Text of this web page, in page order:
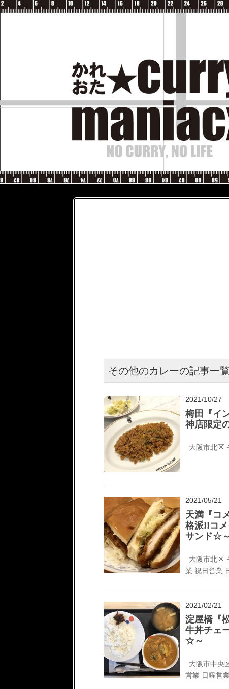
その他のカレーの記事一覧
2021/10/27
梅田『イ
神店限定
大阪市北区
2021/05/21
天満『コ
格派!!コ
サンド☆～
大阪市北区
業 祝日営業
2021/02/21
淀屋橋『
牛丼チェ
☆～
大阪市中央
営業 日曜営業